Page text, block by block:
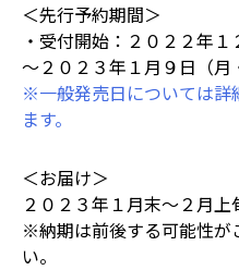
＜先行予約期間＞
・受付開始：２０２２年
～２０２３年１月９日（
※一般発売日については詳
ます。
＜お届け＞
２０２３年１月末～２月上
※納期は前後する可能性が
い。